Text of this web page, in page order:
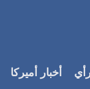
أخبار أميركا